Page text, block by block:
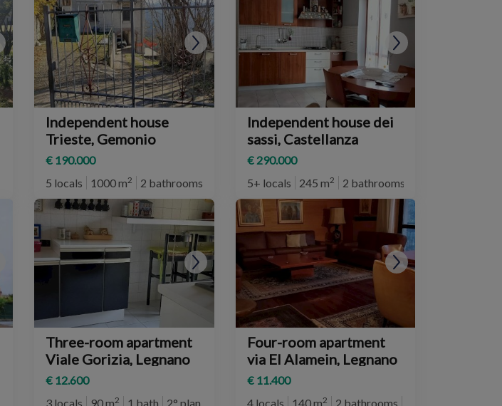
Independent house
Trieste, Gemonio
€ 190.000
5 locals
1000 m2 2 bathrooms
Independent house dei
sassi, Castellanza
€ 290.000
5+ locals
245 m2 2 bathrooms
Three-room apartment
Viale Gorizia, Legnano
€ 12.600
3 locals
90 m2 1 bath 2° plan
Four-room apartment
via El Alamein, Legnano
€ 11.400
4 locals
140 m2 2 bathrooms